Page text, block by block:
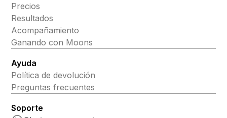
Precios
Resultados
Acompañamiento
Ganando con Moons
Ayuda
Política de devolución
Preguntas frecuentes
Soporte